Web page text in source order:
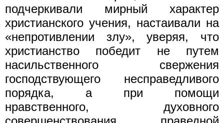
подчеркивали мирный характер
христианского учения, настаивали на
«непротивлении злу», уверяя, что
христианство победит не путем
насильственного свержения
господствующего несправедливого
порядка, а при помощи
нравственного, духовного